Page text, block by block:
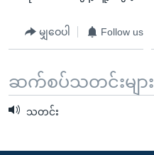
မျှဝေပါ Follow us
ဆက်စပ်သတင်းများ
သတင်း